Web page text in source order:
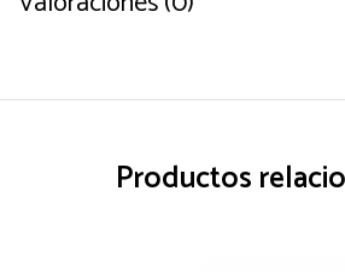
Productos